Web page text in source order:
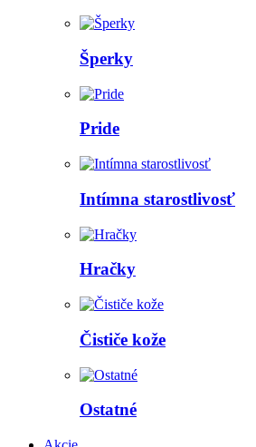
Šperky
Pride
Intímna starostlivosť
Hračky
Čističe kože
Ostatné